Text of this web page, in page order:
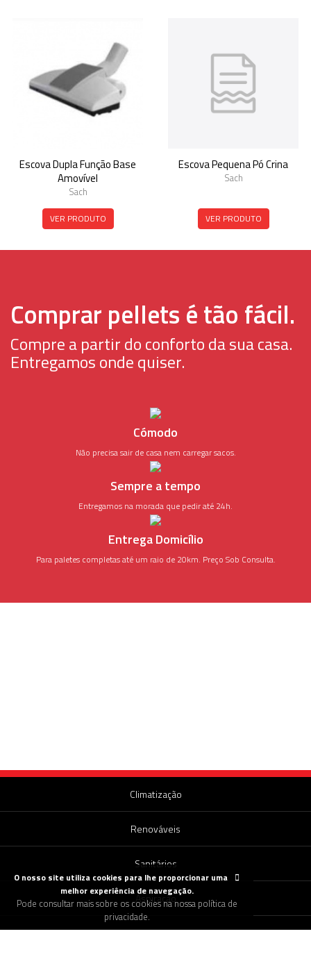
O nosso site utiliza cookies para lhe proporcionar uma
melhor experiência de navegação.
Pode consultar mais sobre os cookies na nossa política de
privacidade.
Escova Dupla Função Base
Amovível
Sach
VER PRODUTO
Escova Pequena Pó Crina
Sach
VER PRODUTO
Comprar pellets é tão fácil.
Compre a partir do conforto da sua casa.
Entregamos onde quiser.
Cómodo
Não precisa sair de casa nem carregar sacos.
Sempre a tempo
Entregamos na morada que pedir até 24h.
Entrega Domicílio
Para paletes completas até um raio de 20km. Preço Sob Consulta.
Climatização
Renováveis
Sanitários
Aspiração
Canalização